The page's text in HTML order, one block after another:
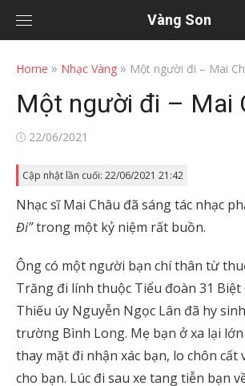
Vàng Son
Home » Nhạc Vàng » Một người đi – Mai
Một người đi – Mai
Posted
22/06/2021
Cập nhật lần cuối: 22/06/2021 21:42
Nhạc sĩ Mai Châu đã sáng tác nhạc
Đi”trong một kỷ niệm rất buồn.
Ông có một người bạn chí thân từ
Trăng đi lính thuộc Tiểu đoàn 31
Thiếu úy Nguyễn Ngọc Lân đã hy
trường Bình Long. Mẹ bạn ở xa lại
thay mặt đi nhận xác bạn, lo chôn cất
cho bạn. Lúc đi sau xe tang tiễn bạn